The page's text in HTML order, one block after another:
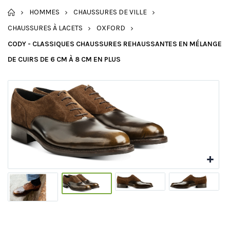
ACCUEIL
HOMMES
CHAUSSURES DE VILLE
CHAUSSURES À LACETS
OXFORD
CODY - CLASSIQUES CHAUSSURES REHAUSSANTES EN MÉLANGE
DE CUIRS DE 6 CM À 8 CM EN PLUS